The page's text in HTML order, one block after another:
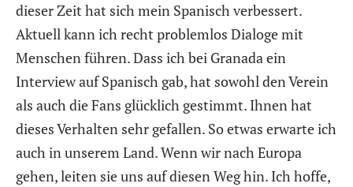
dieser Zeit hat sich mein Spanisch verbessert.
Aktuell kann ich recht problemlos Dialoge mit
Menschen führen. Dass ich bei Granada ein
Interview auf Spanisch gab, hat sowohl den Verein
als auch die Fans glücklich gestimmt. Ihnen hat
dieses Verhalten sehr gefallen. So etwas erwarte ich
auch in unserem Land. Wenn wir nach Europa
gehen, leiten sie uns auf diesen Weg hin. Ich hoffe,